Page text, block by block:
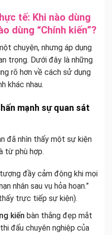
tế: Khi nào dùng
dùng “Chính kiến”?
chuyện, nhưng áp dụng
trọng. Dưới đây là những
rõ hơn về cách sử dụng
khác nhau.
mạnh sự quan sát
đã nhìn thấy một sự kiện
từ phù hợp.
đầy cảm động khi mọi
nhân sau vụ hỏa hoạn.”
trực tiếp sự kiện).
kiến bàn thắng đẹp mắt
đấu chuyên nghiệp của